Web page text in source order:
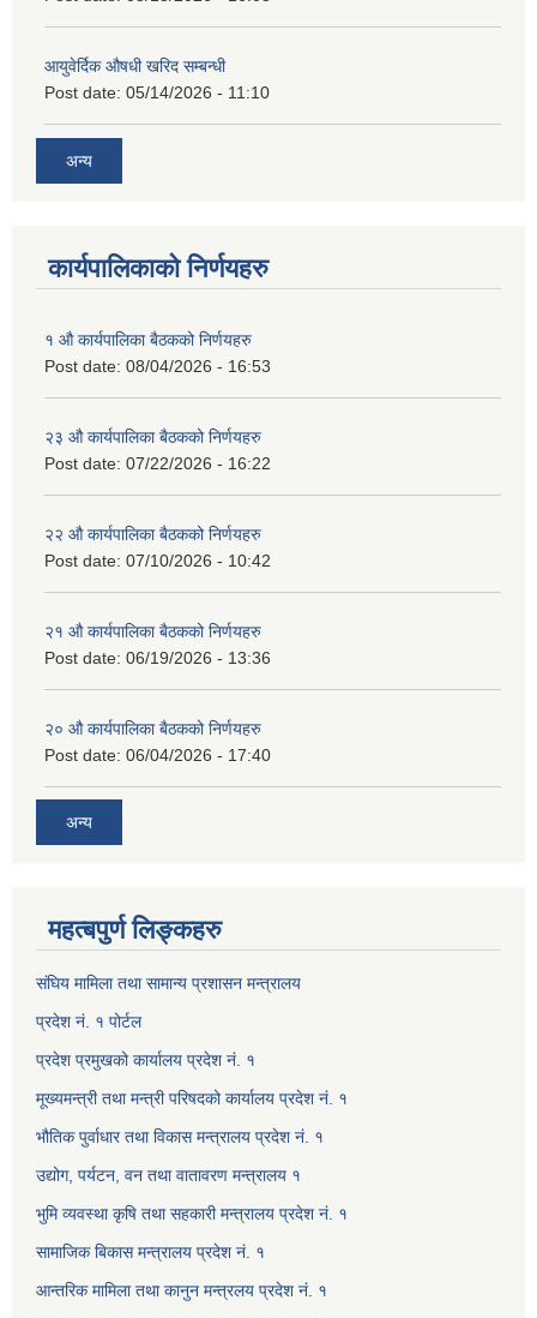
आयुवेर्दिक औषधी खरिद सम्बन्धी
Post date: 05/14/2026 - 11:10
अन्य
कार्यपालिकाको निर्णयहरु
१ औ कार्यपालिका बैठकको निर्णयहरु
Post date: 08/04/2026 - 16:53
२३ औ कार्यपालिका बैठकको निर्णयहरु
Post date: 07/22/2026 - 16:22
२२ औ कार्यपालिका बैठकको निर्णयहरु
Post date: 07/10/2026 - 10:42
२१ औ कार्यपालिका बैठकको निर्णयहरु
Post date: 06/19/2026 - 13:36
२० औ कार्यपालिका बैठकको निर्णयहरु
Post date: 06/04/2026 - 17:40
अन्य
महत्बपुर्ण लिङ्कहरु
संघिय मामिला तथा सामान्य प्रशासन मन्त्रालय
प्रदेश नं. १ पोर्टल
प्रदेश प्रमुखको कार्यालय प्रदेश नं. १
मूख्यमन्त्री तथा मन्त्री परिषदको कार्यालय प्रदेश नं. १
भौतिक पुर्वाधार तथा विकास मन्त्रालय प्रदेश नं. १
उद्योग, पर्यटन, वन तथा वातावरण मन्त्रालय १
भुमि व्यवस्था कृषि तथा सहकारी मन्त्रालय प्रदेश नं. १
सामाजिक बिकास मन्त्रालय प्रदेश नं. १
आन्तरिक मामिला तथा कानुन मन्त्रलय प्रदेश नं. १